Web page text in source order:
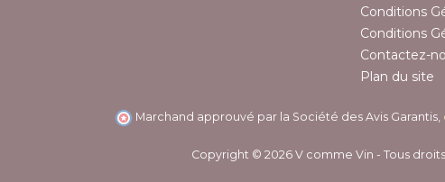
Conditions
Conditions
Contactez-
Plan du site
Marchand approuvé par la Société des Avis Garantis,
Copyright © 2026 V comme Vin - Tous